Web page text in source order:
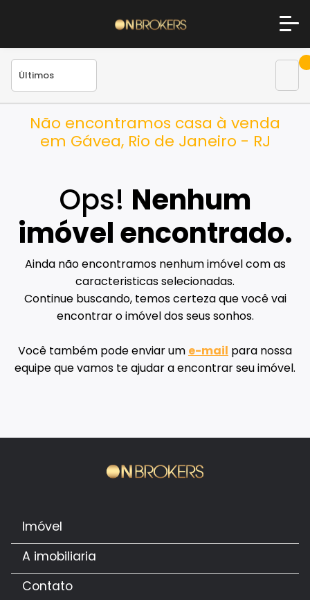
Não encontramos casa à venda
em Gávea, Rio de Janeiro - RJ
Ops! Nenhum
imóvel encontrado.
Ainda não encontramos nenhum imóvel com as
caracteristicas selecionadas.
Continue buscando, temos certeza que você vai
encontrar o imóvel dos seus sonhos.
Você também pode enviar um e-mail para nossa
equipe que vamos te ajudar a encontrar seu imóvel.
Imóvel
A imobiliaria
Contato